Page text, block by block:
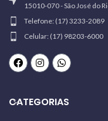
15010-070 - São José do
Telefone: (17) 3233-2089
Celular: (17) 98203-6000
CATEGORIAS